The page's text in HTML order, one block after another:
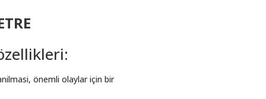
önemli olaylar için bir